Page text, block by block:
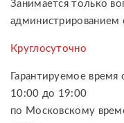
Занимается только
администрированием
Круглосуточно
Гарантируемое
10:00 до 19:00
по Московскому